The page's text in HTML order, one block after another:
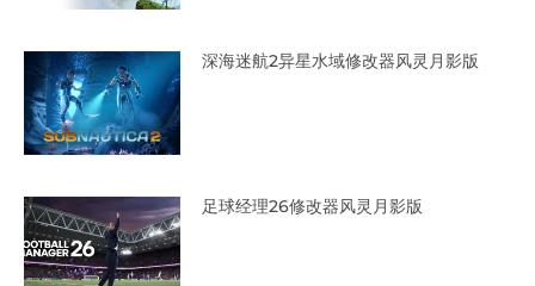
深海迷航2异星水域修改器风灵月影版
足球经理26修改器风灵月影版